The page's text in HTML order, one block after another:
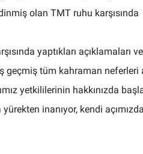
olan TMT ruhu
yaptıkları açıklamaları
geçmiş tüm kahraman neferleri
yetkililerinin hakkınızda
yürekten inanıyor, kendi